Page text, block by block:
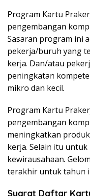
Program Kartu
pengembangan
Sasaran program ini
pekerja/buruh yang
kerja. Dan/atau
peningkatan
mikro dan kecil.
Program Kartu
pengembangan
meningkatkan
kerja. Selain itu
kewirausahaan.
terakhir untuk tahun
Syarat Daftar